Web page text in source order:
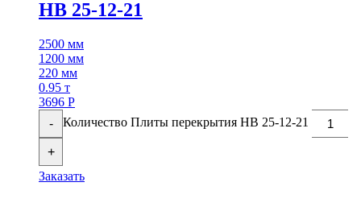
НВ 25-12-21
2500 мм
1200 мм
220 мм
0.95 т
3696 Р
-
Количество Плиты перекрытия НВ 25-12-21
+
Заказать